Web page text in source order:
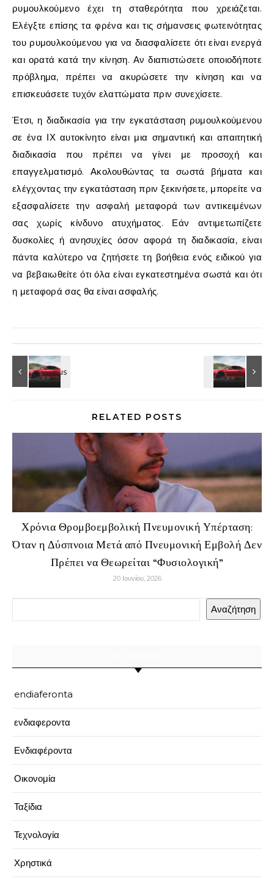
ρυμουλκούμενο έχει τη σταθερότητα που χρειάζεται.
Ελέγξτε επίσης τα φρένα και τις σήμανσεις φωτεινότητας
του ρυμουλκούμενου για να διασφαλίσετε ότι είναι ενεργά
και ορατά κατά την κίνηση. Αν διαπιστώσετε οποιοδήποτε
πρόβλημα, πρέπει να ακυρώσετε την κίνηση και να
επισκευάσετε τυχόν ελαττώματα πριν συνεχίσετε.
Έτσι, η διαδικασία για την εγκατάσταση ρυμουλκούμενου
σε ένα ΙΧ αυτοκίνητο είναι μια σημαντική και απαιτητική
διαδικασία που πρέπει να γίνει με προσοχή και
επαγγελματισμό. Ακολουθώντας τα σωστά βήματα και
ελέγχοντας την εγκατάσταση πριν ξεκινήσετε, μπορείτε να
εξασφαλίσετε την ασφαλή μεταφορά των αντικειμένων
σας χωρίς κίνδυνο ατυχήματος. Εάν αντιμετωπίζετε
δυσκολίες ή ανησυχίες όσον αφορά τη διαδικασία, είναι
πάντα καλύτερο να ζητήσετε τη βοήθεια ενός ειδικού για
να βεβαιωθείτε ότι όλα είναι εγκατεστημένα σωστά και ότι
η μεταφορά σας θα είναι ασφαλής.
RELATED POSTS
Χρόνια Θρομβοεμβολική Πνευμονική Υπέρταση:
Όταν η Δύσπνοια Μετά από Πνευμονική Εμβολή Δεν
Πρέπει να Θεωρείται “Φυσιολογική”
20 Ιουνίου, 2026
Αναζήτηση
endiaferonta
ενδιαφεροντα
Ενδιαφέροντα
Οικονομία
Ταξίδια
Τεχνολογία
Χρηστικά